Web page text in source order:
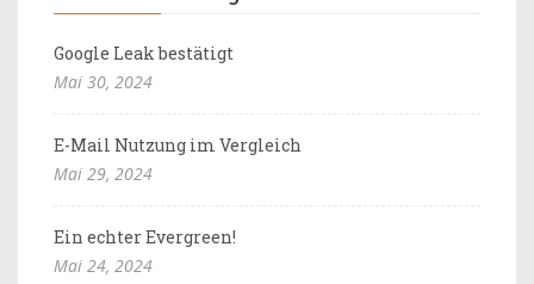
Google Leak bestätigt
Mai 30, 2024
E-Mail Nutzung im Vergleich
Mai 29, 2024
Ein echter Evergreen!
Mai 24, 2024